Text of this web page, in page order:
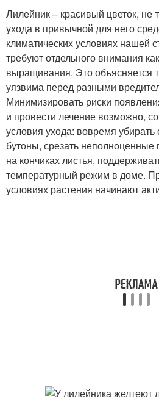
Лилейник – красивый цветок, не
ухода в привычной для него
климатических условиях нашей
требуют отдельного внимания
выращивания. Это объясняется
уязвима перед разными
Минимизировать риски
и провести лечение возможно,
условия ухода: вовремя убирать
бутоны, срезать
на кончиках листья,
температурный режим в доме.
условиях растения начинают